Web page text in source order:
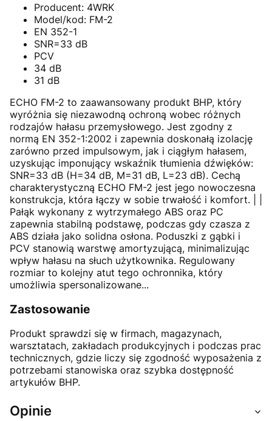
Producent: 4WRK
Model/kod: FM-2
EN 352-1
SNR=33 dB
PCV
34 dB
31 dB
ECHO FM-2 to zaawansowany produkt BHP, który
wyróżnia się niezawodną ochroną wobec różnych
rodzajów hałasu przemysłowego. Jest zgodny z
normą EN 352-1:2002 i zapewnia doskonałą izolację
zarówno przed impulsowym, jak i ciągłym hałasem,
uzyskując imponujący wskaźnik tłumienia dźwięków:
SNR=33 dB (H=34 dB, M=31 dB, L=23 dB). Cechą
charakterystyczną ECHO FM-2 jest jego nowoczesna
konstrukcja, która łączy w sobie trwałość i komfort. | |
Pałąk wykonany z wytrzymałego ABS oraz PC
zapewnia stabilną podstawę, podczas gdy czasza z
ABS działa jako solidna osłona. Poduszki z gąbki i
PCV stanowią warstwę amortyzującą, minimalizując
wpływ hałasu na słuch użytkownika. Regulowany
rozmiar to kolejny atut tego ochronnika, który
umożliwia spersonalizowane...
Zastosowanie
Produkt sprawdzi się w firmach, magazynach,
warsztatach, zakładach produkcyjnych i podczas prac
technicznych, gdzie liczy się zgodność wyposażenia z
potrzebami stanowiska oraz szybka dostępność
artykułów BHP.
Opinie